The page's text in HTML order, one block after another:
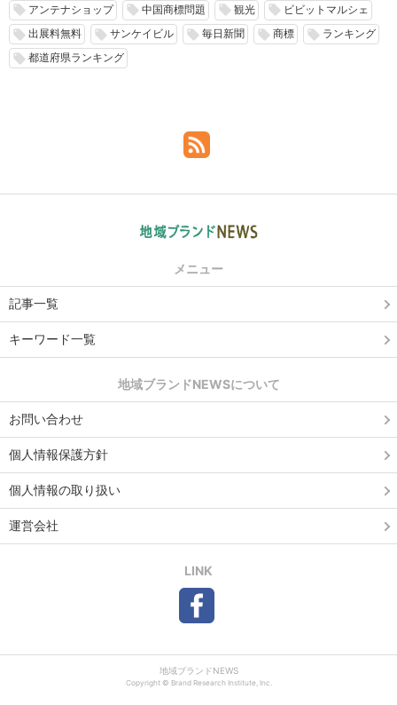
local_offer アンテナショップ local_offer 中国商標問題 local_offer 観光 local_offer ビビットマルシェ
local_offer 出展料無料 local_offer サンケイビル local_offer 毎日新聞 local_offer 商標 local_offer ランキング
local_offer 都道府県ランキング
メニュー
記事一覧
キーワード一覧
地域ブランドNEWSについて
お問い合わせ
個人情報保護方針
個人情報の取り扱い
運営会社
LINK
地域ブランドNEWS
Copyright © Brand Research Institute, Inc.